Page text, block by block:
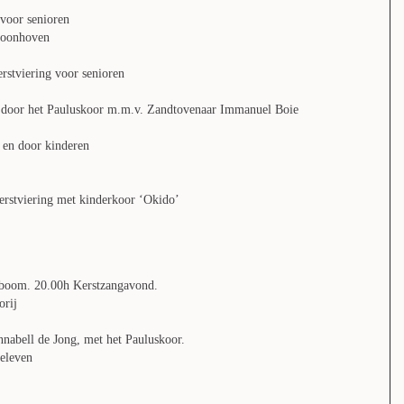
senioren
voor senioren
het Pauluskoor m.m.v. Zandtovenaar Immanuel Boie
door kinderen
met kinderkoor ‘Okido’
20.00h Kerstzangavond.
de Jong, met het Pauluskoor.